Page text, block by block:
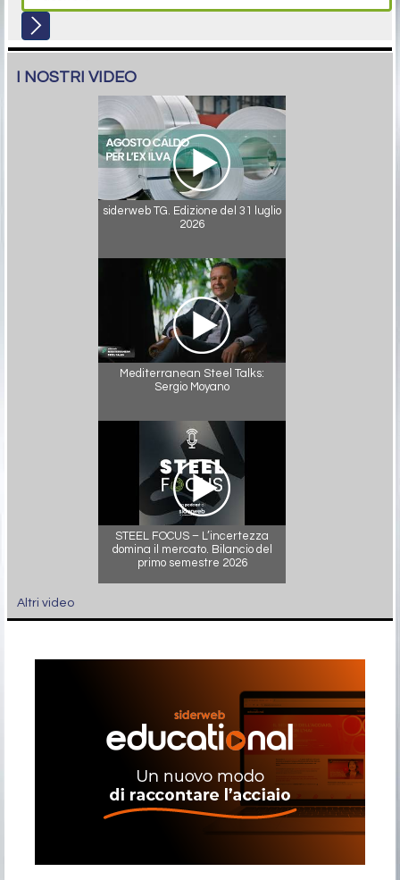
I NOSTRI VIDEO
siderweb TG. Edizione del 31 luglio
2026
Mediterranean Steel Talks:
Sergio Moyano
STEEL FOCUS – L’incertezza
domina il mercato. Bilancio del
primo semestre 2026
Altri video